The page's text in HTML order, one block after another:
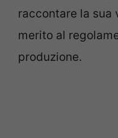
raccontare la sua
merito al
produzione.